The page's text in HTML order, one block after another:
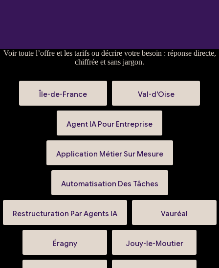
Voirtoute l’offre et les tarifsou décrire votre besoin : réponse directe,
chiffrée et sans jargon.
Île-de-France Val-d'Oise
Agent IA Pour Entreprise
Application Métier Sur Mesure
Automatisation Des Tâches
Restructuration Par Agents IA Vauréal
Éragny Jouy-le-Moutier